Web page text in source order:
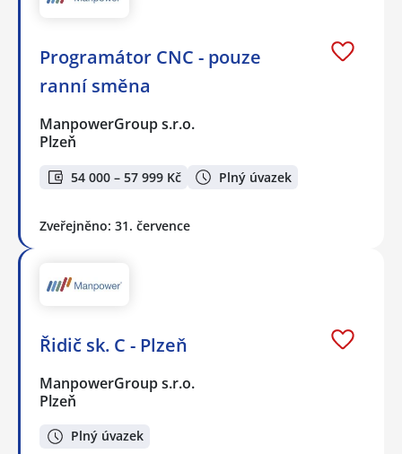
Programátor CNC - pouze
ranní směna
ManpowerGroup s.r.o.
Plzeň
54 000 – 57 999 Kč Plný úvazek
Zveřejněno: 31. července
Řidič sk. C - Plzeň
ManpowerGroup s.r.o.
Plzeň
Plný úvazek